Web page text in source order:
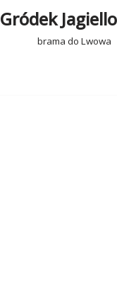
Gródek
brama do Lwowa